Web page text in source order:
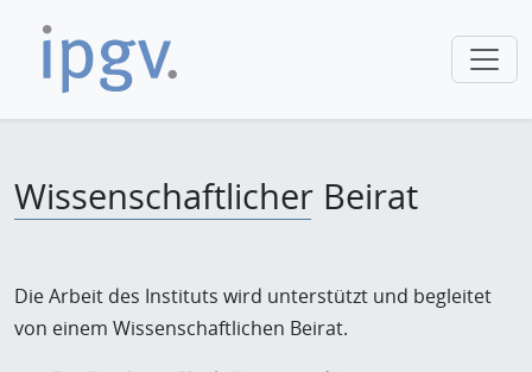
Wissenschaftlicher Beirat
Die Arbeit des Instituts wird unterstützt und begleitet
von einem Wissenschaftlichen Beirat.